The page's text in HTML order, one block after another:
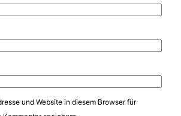
und Website in diesem Browser für